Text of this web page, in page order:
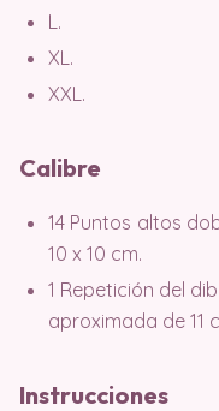
L.
XL.
XXL.
Calibre
14 Puntos altos
10 x 10 cm.
1 Repetición del
aproximada de 11
Instrucciones